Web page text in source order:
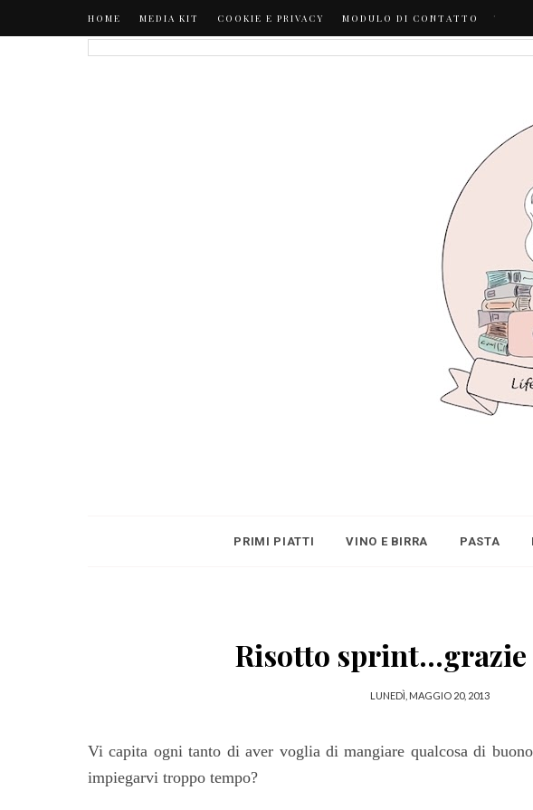
HOME MEDIA KIT COOKIE E PRIVACY MODULO DI CONTATTO .
PRIMI PIATTI VINO E BIRRA PASTA
Risotto sprint...grazie
LUNEDÌ, MAGGIO 20, 2013
Vi capita ogni tanto di aver voglia di mangiare qualcosa di
impiegarvi troppo tempo?